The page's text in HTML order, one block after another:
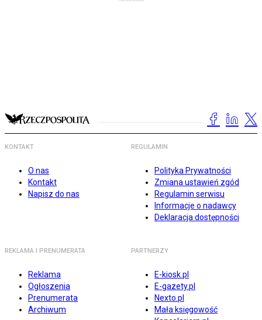
KONTAKT
O nas
Kontakt
Napisz do nas
REGULAMIN
Polityka Prywatności
Zmiana ustawień zgód
Regulamin serwisu
Informacje o nadawcy
Deklaracja dostępności
REKLAMA I PRENUMERATA
Reklama
Ogłoszenia
Prenumerata
Archiwum
PARTNERZY
E-kiosk.pl
E-gazety.pl
Nexto.pl
Mała księgowość